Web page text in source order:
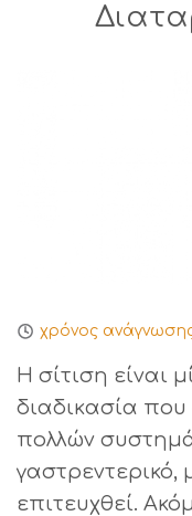
χρόνος
Η σίτιση είναι
διαδικασία
πολλών
γαστρεντερικό,
επιτευχθεί.